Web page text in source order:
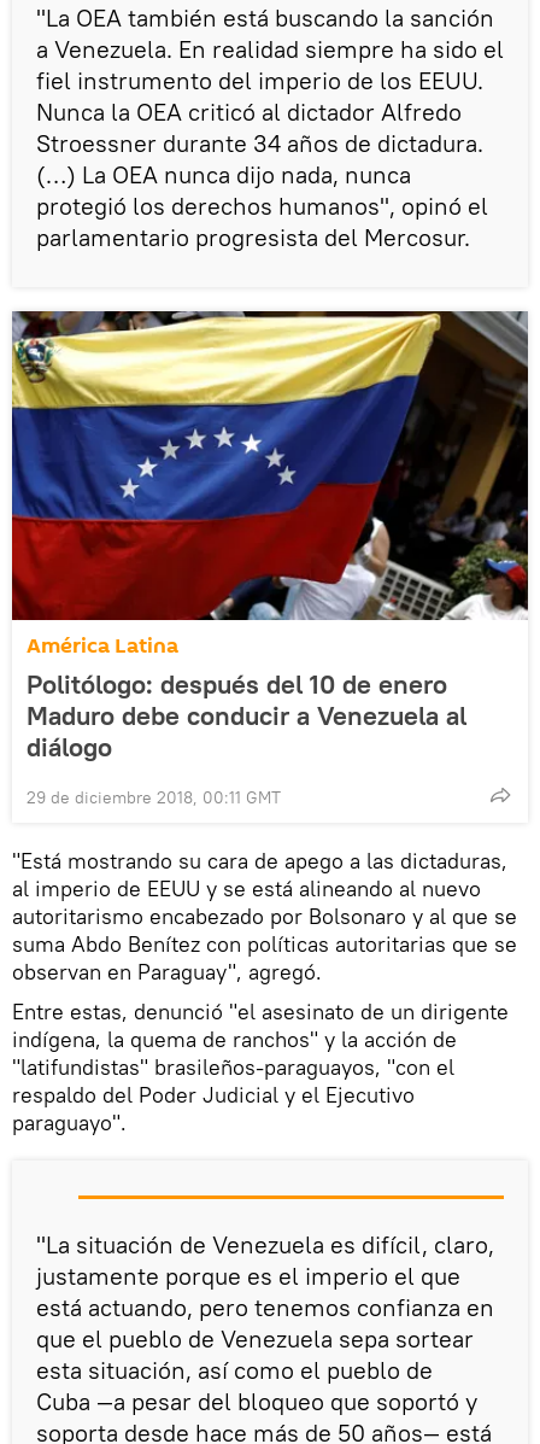
"La OEA también está buscando la sanción
a Venezuela. En realidad siempre ha sido el
fiel instrumento del imperio de los EEUU.
Nunca la OEA criticó al dictador Alfredo
Stroessner durante 34 años de dictadura.
(…) La OEA nunca dijo nada, nunca
protegió los derechos humanos", opinó el
parlamentario progresista del Mercosur.
América Latina
Politólogo: después del 10 de enero
Maduro debe conducir a Venezuela al
diálogo
29 de diciembre 2018, 00:11 GMT
"Está mostrando su cara de apego a las dictaduras,
al imperio de EEUU y se está alineando al nuevo
autoritarismo encabezado por Bolsonaro y al que se
suma Abdo Benítez con políticas autoritarias que se
observan en Paraguay", agregó.
Entre estas, denunció "el asesinato de un dirigente
indígena, la quema de ranchos" y la acción de
"latifundistas" brasileños-paraguayos, "con el
respaldo del Poder Judicial y el Ejecutivo
paraguayo".
"La situación de Venezuela es difícil, claro,
justamente porque es el imperio el que
está actuando, pero tenemos confianza en
que el pueblo de Venezuela sepa sortear
esta situación, así como el pueblo de
Cuba —a pesar del bloqueo que soportó y
soporta desde hace más de 50 años— está